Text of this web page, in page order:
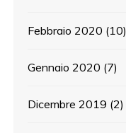
Febbraio 2020 (10)
Gennaio 2020 (7)
Dicembre 2019 (2)